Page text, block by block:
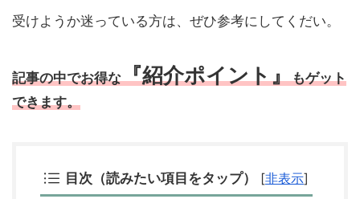
受けようか迷っている方は、ぜひ参考にしてくだい。
記事の中でお得な『紹介ポイント』もゲット
できます。
目次（読みたい項目をタップ） [非表示]